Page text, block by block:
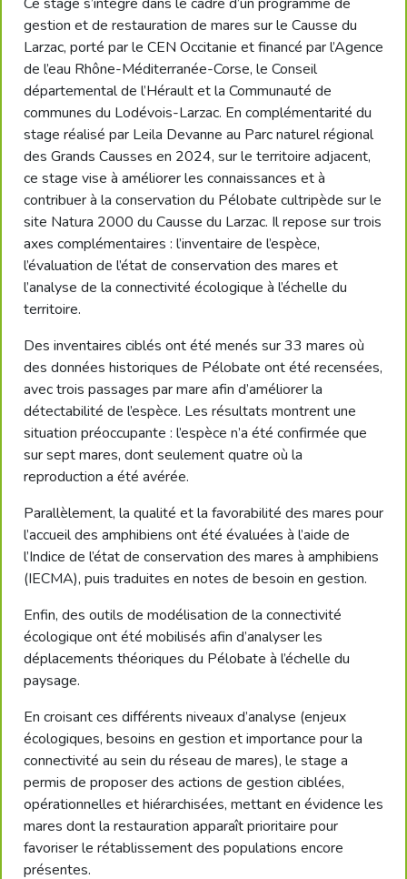
gestion et de restauration de mares sur le Causse du
Larzac, porté par le CEN Occitanie et financé par l’Agence
de l’eau Rhône-Méditerranée-Corse, le Conseil
départemental de l’Hérault et la Communauté de
communes du Lodévois-Larzac. En complémentarité du
stage réalisé par Leila Devanne au Parc naturel régional
des Grands Causses en 2024, sur le territoire adjacent,
ce stage vise à améliorer les connaissances et à
contribuer à la conservation du Pélobate cultripède sur le
site Natura 2000 du Causse du Larzac. Il repose sur trois
axes complémentaires : l’inventaire de l’espèce,
l’évaluation de l’état de conservation des mares et
l’analyse de la connectivité écologique à l’échelle du
territoire.
Des inventaires ciblés ont été menés sur 33 mares où
des données historiques de Pélobate ont été recensées,
avec trois passages par mare afin d’améliorer la
détectabilité de l’espèce. Les résultats montrent une
situation préoccupante : l’espèce n’a été confirmée que
sur sept mares, dont seulement quatre où la
reproduction a été avérée.
Parallèlement, la qualité et la favorabilité des mares pour
l’accueil des amphibiens ont été évaluées à l’aide de
l’Indice de l’état de conservation des mares à amphibiens
(IECMA), puis traduites en notes de besoin en gestion.
Enfin, des outils de modélisation de la connectivité
écologique ont été mobilisés afin d’analyser les
déplacements théoriques du Pélobate à l’échelle du
paysage.
En croisant ces différents niveaux d’analyse (enjeux
écologiques, besoins en gestion et importance pour la
connectivité au sein du réseau de mares), le stage a
permis de proposer des actions de gestion ciblées,
opérationnelles et hiérarchisées, mettant en évidence les
mares dont la restauration apparaît prioritaire pour
favoriser le rétablissement des populations encore
présentes.